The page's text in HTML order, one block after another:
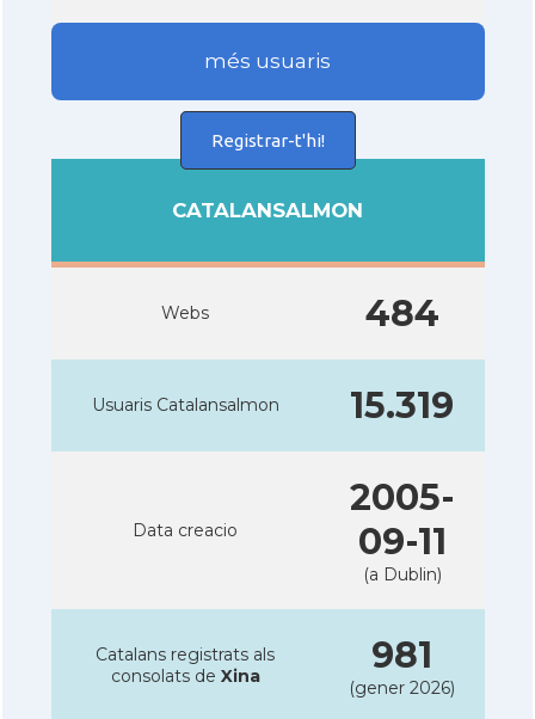
més usuaris
Registrar-t'hi!
CATALANSALMON
Webs 484
Usuaris Catalansalmon 15.319
Data creacio
2005-
09-11
(a Dublin)
Catalans registrats als
consolats de Xina 981
(gener 2026)